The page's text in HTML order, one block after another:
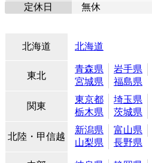
定休日
無休
北海道 北海道
東北
青森県 岩手県
宮城県
福島県
関東
東京都 埼玉県
栃木県
茨城県
北陸・甲信越
新潟県 富山県
山梨県
長野県